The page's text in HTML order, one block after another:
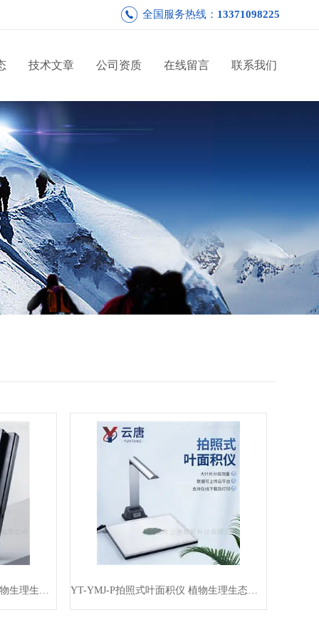
全国服务热线： 13371098225
技术文章 公司资质 在线留言 联系我们
YT-YMJ-A活体叶面积测定仪 植物生理生态仪器 YT-YMJ-P拍照式叶面积仪 植物生理生态仪器